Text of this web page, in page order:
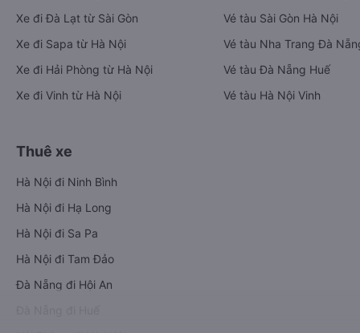
Xe đi Đà Lạt từ Sài Gòn
Xe đi Sapa từ Hà Nội
Xe đi Hải Phòng từ Hà Nội
Xe đi Vinh từ Hà Nội
Vé tàu Sài Gòn Hà Nội
Vé tàu Nha Trang Đà
Vé tàu Đà Nẵng Huế
Vé tàu Hà Nội Vinh
Thuê xe
Hà Nội đi Ninh Bình
Hà Nội đi Hạ Long
Hà Nội đi Sa Pa
Hà Nội đi Tam Đảo
Đà Nẵng đi Hội An